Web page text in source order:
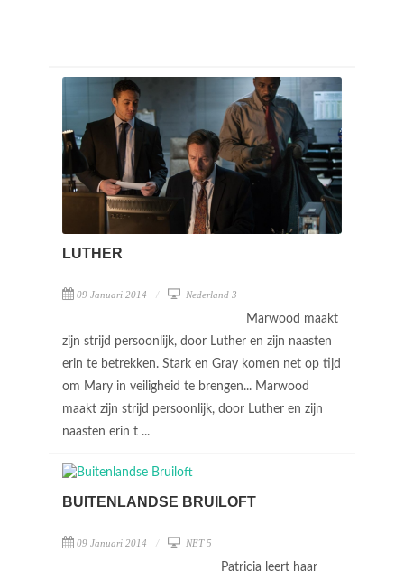
LUTHER
09 Januari 2014 Nederland 3
Marwood maakt
zijn strijd persoonlijk, door Luther en zijn naasten
erin te betrekken. Stark en Gray komen net op tijd
om Mary in veiligheid te brengen... Marwood
maakt zijn strijd persoonlijk, door Luther en zijn
naasten erin t ...
BUITENLANDSE BRUILOFT
09 Januari 2014 NET 5
Patricia leert haar